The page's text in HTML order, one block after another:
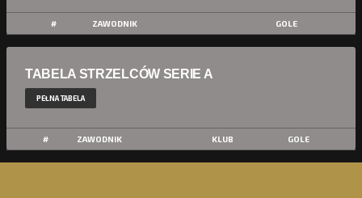
# ZAWODNIK GOLE
TABELA STRZELCÓW SERIE A
PEŁNA TABELA
# ZAWODNIK KLUB GOLE